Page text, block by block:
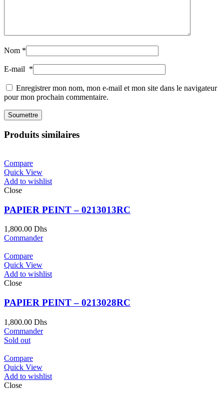
Nom *
E-mail *
Enregistrer mon nom, mon e-mail et mon site dans le navigateur
pour mon prochain commentaire.
Produits similaires
Compare
Quick View
Add to wishlist
Close
PAPIER PEINT – 0213013RC
1,800.00 Dhs
Commander
Compare
Quick View
Add to wishlist
Close
PAPIER PEINT – 0213028RC
1,800.00 Dhs
Commander
Sold out
Compare
Quick View
Add to wishlist
Close